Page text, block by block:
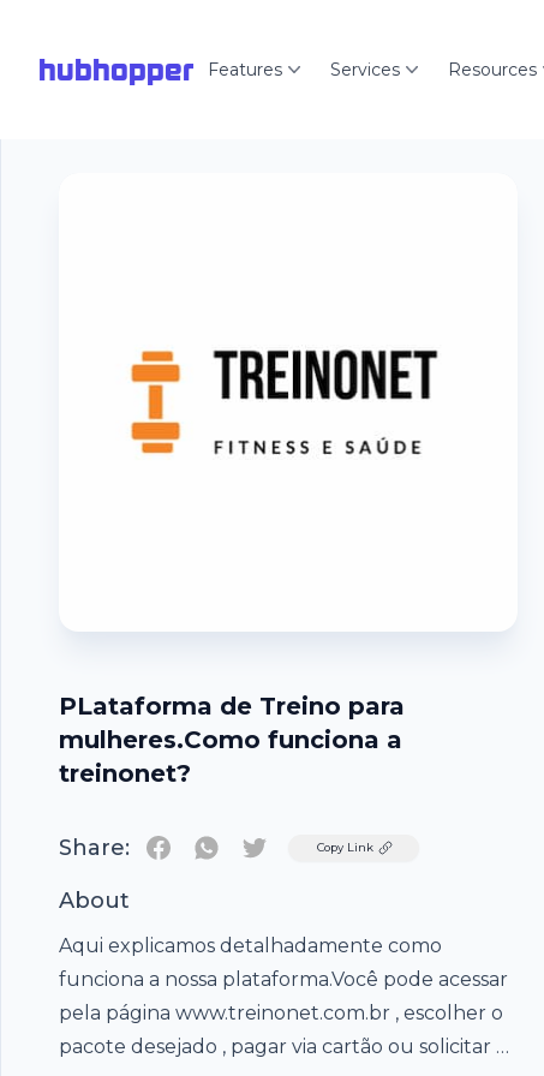
hubhopper Features Services Resources
PLataforma de Treino para
mulheres.Como funciona a
treinonet?
Share: TwitterCopy Link
About
Aqui explicamos detalhadamente como
funciona a nossa plataforma.Você pode acessar
pela página www.treinonet.com.br , escolher o
pacote desejado , pagar via cartão ou solicitar o